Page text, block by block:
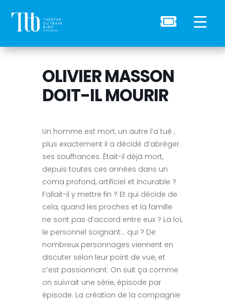

OLIVIER MASSON
DOIT-IL MOURIR
Un homme est mort, un autre l’a tué ;
plus exactement il a décidé d’abréger
ses souffrances. Était-il déjà mort,
depuis toutes ces années dans un
coma profond, artificiel et incurable ?
Fallait-il y mettre fin ? Et qui décide de
cela, quand les proches et la famille
ne sont pas d’accord entre eux ? La loi,
le personnel soignant… qui ? De
nombreux personnages viennent en
discuter selon leur point de vue, et
c’est passionnant. On suit ça comme
on suivrait une série, épisode par
épisode. La création de la compagnie